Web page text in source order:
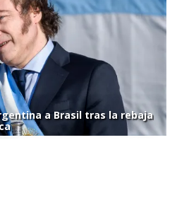
a Brasil tras la rebaja